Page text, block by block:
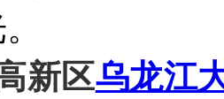
新区乌龙江